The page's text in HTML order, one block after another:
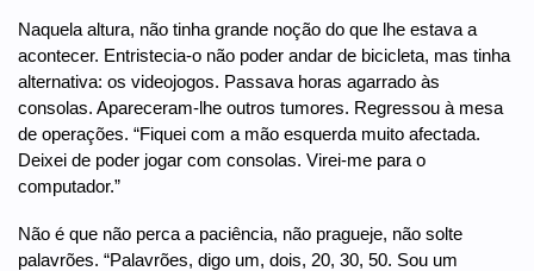
Naquela altura, não tinha grande noção do que lhe estava a
acontecer. Entristecia-o não poder andar de bicicleta, mas tinha
alternativa: os videojogos. Passava horas agarrado às
consolas. Apareceram-lhe outros tumores. Regressou à mesa
de operações. “Fiquei com a mão esquerda muito afectada.
Deixei de poder jogar com consolas. Virei-me para o
computador.”
Não é que não perca a paciência, não pragueje, não solte
palavrões. “Palavrões, digo um, dois, 20, 30, 50. Sou um